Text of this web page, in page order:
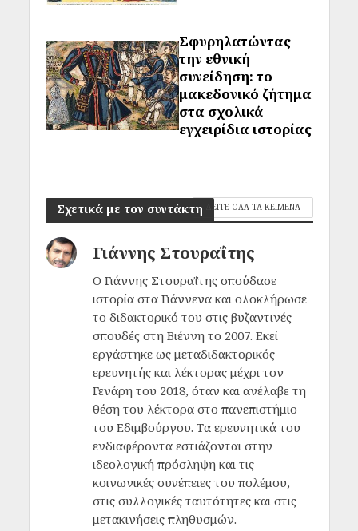
Σφυρηλατώντας
την εθνική
συνείδηση: το
μακεδονικό ζήτημα
στα σχολικά
εγχειρίδια ιστορίας
Σχετικά με τον συντάκτη ΔΕΙΤΕ ΟΛΑ ΤΑ ΚΕΙΜΕΝΑ
Γιάννης Στουραΐτης
Ο Γιάννης Στουραΐτης σπούδασε
ιστορία στα Γιάννενα και ολοκλήρωσε
το διδακτορικό του στις βυζαντινές
σπουδές στη Βιέννη το 2007. Εκεί
εργάστηκε ως μεταδιδακτορικός
ερευνητής και λέκτορας μέχρι τον
Γενάρη του 2018, όταν και ανέλαβε τη
θέση του λέκτορα στο πανεπιστήμιο
του Εδιμβούργου. Τα ερευνητικά του
ενδιαφέροντα εστιάζονται στην
ιδεολογική πρόσληψη και τις
κοινωνικές συνέπειες του πολέμου,
στις συλλογικές ταυτότητες και στις
μετακινήσεις πληθυσμών.